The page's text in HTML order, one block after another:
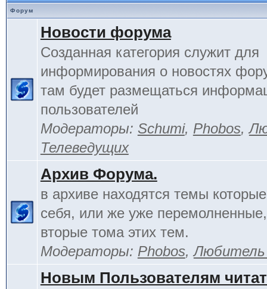
Форум
Новости форума
Созданная категория служит для
информирования о новостях
там будет размещаться
пользователей
Модераторы: Schumi, Phobos,
Телеведущих
Архив Форума.
в архиве находятся темы
себя, или же уже
вторые тома этих тем.
Модераторы: Phobos,Любитель
Новым Пользователям